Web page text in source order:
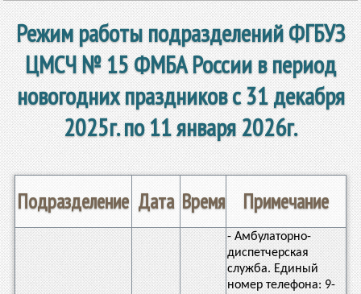
Режим работы подразделений ФГБУЗ
ЦМСЧ № 15 ФМБА Россиив период
новогодних праздниковс 31 декабря
2025г. по 11 января 2026г.
Подразделение Дата Время Примечание
- Амбулаторно-
диспетчерская
служба. Единый
номер телефона: 9-